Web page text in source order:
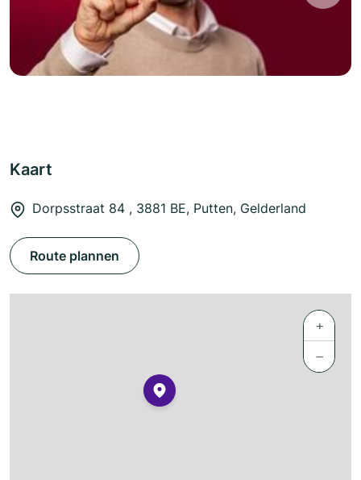
Kaart
Dorpsstraat 84 , 3881 BE, Putten, Gelderland
Route plannen
+
−